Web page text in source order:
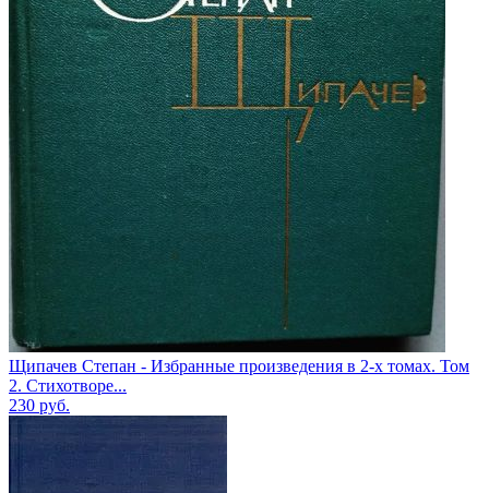
Щипачев Степан - Избранные произведения в 2-х томах. Том
2. Стихотворе...
230 руб.